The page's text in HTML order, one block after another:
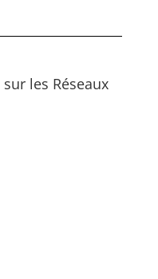
les Réseaux